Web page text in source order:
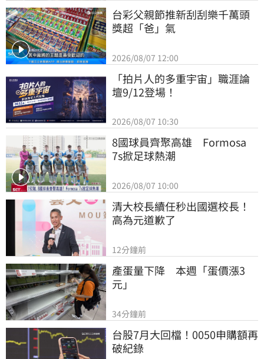
台彩父親節推新刮刮樂千萬頭
獎超「爸」氣
2026/08/07 12:00
「拍片人的多重宇宙」職涯論
壇9/12登場！
2026/08/07 10:30
8國球員齊聚高雄　Formosa
7s掀足球熱潮
2026/08/07 10:00
清大校長續任秒出國選校長！
高為元道歉了
12分鐘前
產蛋量下降　本週「蛋價漲3
元」
34分鐘前
台股7月大回檔！0050申購額再
破紀錄